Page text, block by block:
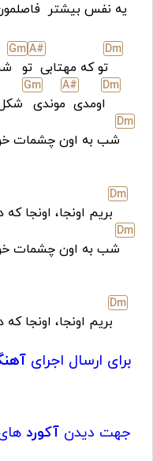
یه نفس بیشتر
Dm
تو که مهتابی
A#
تو
Gm
Dm
اومدی
A#
موندی
Gm
Dm
شب به اون چشمات
Dm
بریم اونجا، اونجا
Dm
شب به اون چشمات
Dm
بریم اونجا، اونجا
برای ارسال اجرای
جهت دیدن آکورد